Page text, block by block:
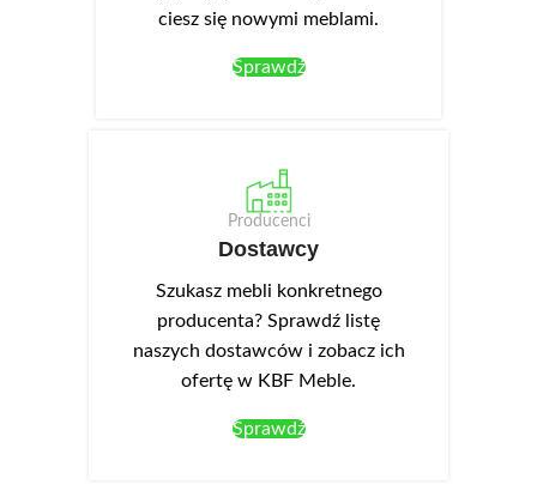
ciesz się nowymi meblami.
Sprawdź
Producenci
Dostawcy
Szukasz mebli konkretnego
producenta? Sprawdź listę
naszych dostawców i zobacz ich
ofertę w KBF Meble.
Sprawdź